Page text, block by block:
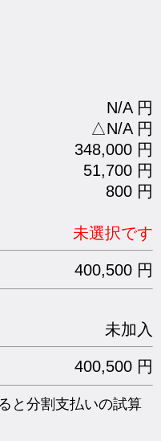
N/A 円
△N/A 円
348,000 円
51,700 円
800 円
未選択です
400,500 円
未加入
400,500 円
と分割支払いの試算